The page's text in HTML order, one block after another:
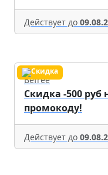
Действует до
Befree
Скидка -500 руб
промокоду!
Действует до